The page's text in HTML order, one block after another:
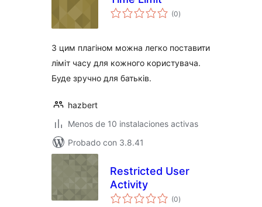
(0total
de
)
З цим плагіном можна легко поставити
ліміт часу для кожного користувача.
Буде зручно для батьків.
hazbert
Menos de 10 instalaciones activas
Probado con 3.8.41
Restricted User
Activity
(0total
de
)